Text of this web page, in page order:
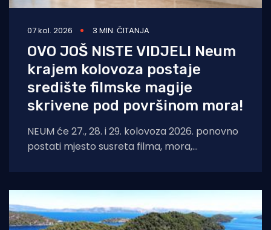
07 kol. 2026 3 MIN. ČITANJA
OVO JOŠ NISTE VIDJELI Neum
krajem kolovoza postaje
središte filmske magije
skrivene pod površinom mora!
NEUM će 27., 28. i 29. kolovoza 2026. ponovno
postati mjesto susreta filma, mora,